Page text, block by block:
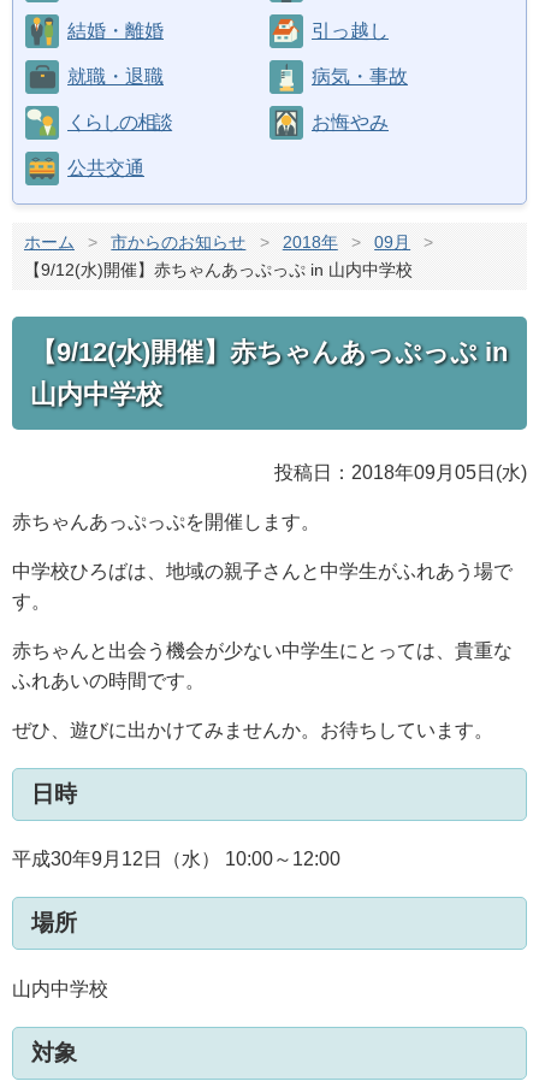
結婚・離婚 引っ越し
就職・退職 病気・事故
くらしの相談 お悔やみ
公共交通
ホーム > 市からのお知らせ > 2018年 > 09月
>
【9/12(水)開催】赤ちゃんあっぷっぷ in 山内中学校
【9/12(水)開催】赤ちゃんあっぷっぷ in
山内中学校
投稿日：2018年09月05日(水)
赤ちゃんあっぷっぷを開催します。
中学校ひろばは、地域の親子さんと中学生がふれあう場で
す。
赤ちゃんと出会う機会が少ない中学生にとっては、貴重な
ふれあいの時間です。
ぜひ、遊びに出かけてみませんか。お待ちしています。
日時
平成30年9月12日（水） 10:00～12:00
場所
山内中学校
対象